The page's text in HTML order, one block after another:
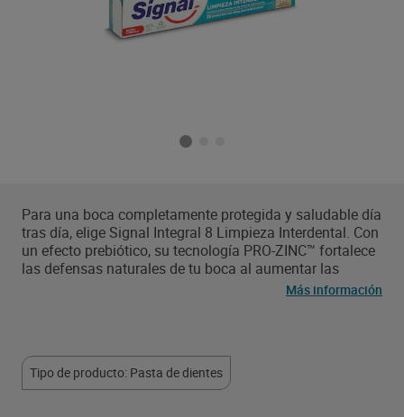
Para una boca completamente protegida y saludable día
tras día, elige Signal Integral 8 Limpieza Interdental. Con
un efecto prebiótico, su tecnología PRO-ZINC™ fortalece
las defensas naturales de tu boca al aumentar las
bacterias beneficiosas y reducir las nocivas. Su nueva
una acción antibacteriana de 24 horas y una protección
3 veces más efectiva¹: dientes, encías, mejillas y lengua
saludables. Creado con un 95% de ingredientes
Más información
Tipo de producto: Pasta de dientes